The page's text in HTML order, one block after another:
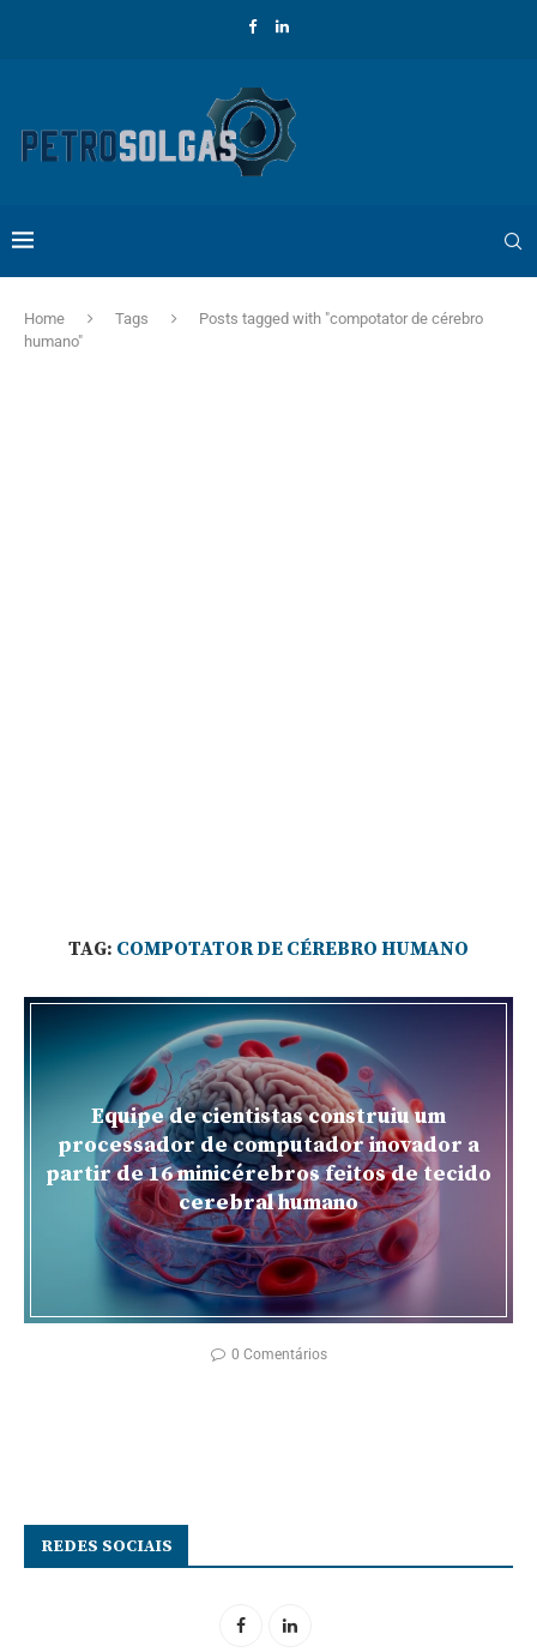
Home Tags
Posts tagged with "compotator de cérebro
humano"
TAG: COMPOTATOR DE CÉREBRO HUMANO
Equipe de cientistas construiu um
processador de computador inovador a
partir de 16 minicérebros feitos de tecido
cerebral humano
0 Comentários
REDES SOCIAIS